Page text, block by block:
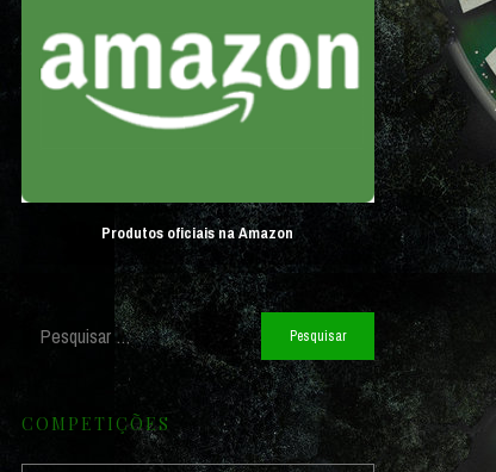
Produtos oficiais na Amazon
Pesquisar
por:
COMPETIÇÕES